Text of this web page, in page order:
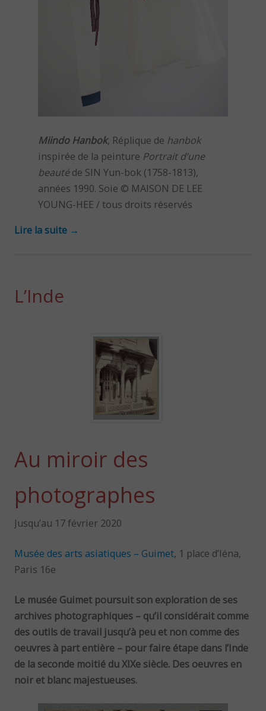
Miindo Hanbok, Réplique de hanbok
inspirée de la peinture Portrait d’une
beautéde SIN Yun-bok (1758-1813),
années 1990. Soie © MAISON DE LEE
YOUNG-HEE / tous droits réservés
Lire la suite →
L’Inde
Au miroir des
photographes
Jusqu’au 17 février 2020
Musée des arts asiatiques – Guimet, 1 place d’Iéna,
Paris 16e
Le musée Guimet poursuit son exploration de ses
archives photographiques – qu’il considérait comme
des outils de travail jusqu’à peu et non comme des
oeuvres à part entière – pour faire étape dans l’Inde
de la seconde moitié du XIXe siècle. Des oeuvres en
noir et blanc majestueuses.